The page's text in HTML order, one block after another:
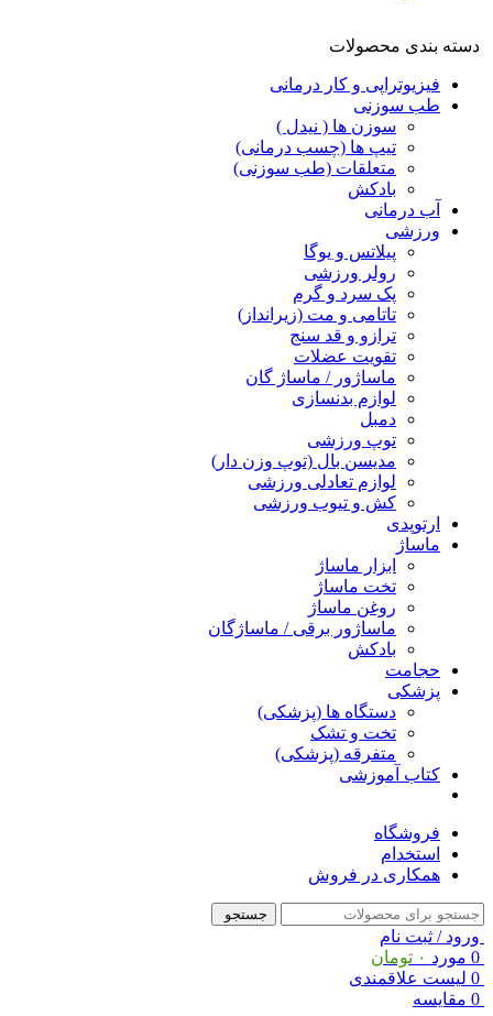
دسته بندی محصولات
فیزیوتراپی و کار درمانی
طب سوزنی
سوزن ها ( نیدل )
تیپ ها (چسب درمانی)
متعلقات (طب سوزنی)
بادکش
آب درمانی
ورزشی
پیلاتس و یوگا
رولر ورزشی
پک سرد و گرم
تاتامی و مت (زیرانداز)
ترازو و قد سنج
تقویت عضلات
ماساژور / ماساژ گان
لوازم بدنسازی
دمبل
توپ ورزشی
مدیسن بال (توپ وزن دار)
لوازم تعادلی ورزشی
کش و تیوب ورزشی
ارتوپدی
ماساژ
ابزار ماساژ
تخت ماساژ
روغن ماساژ
ماساژور برقی / ماساژگان
بادکش
حجامت
پزشکی
دستگاه ها (پزشکی)
تخت و تشک
متفرقه (پزشکی)
کتاب آموزشی
فروشگاه
استخدام
همکاری در فروش
جستجو
ورود / ثبت نام
0 مورد ۰ تومان
0 لیست علاقمندی
0 مقایسه